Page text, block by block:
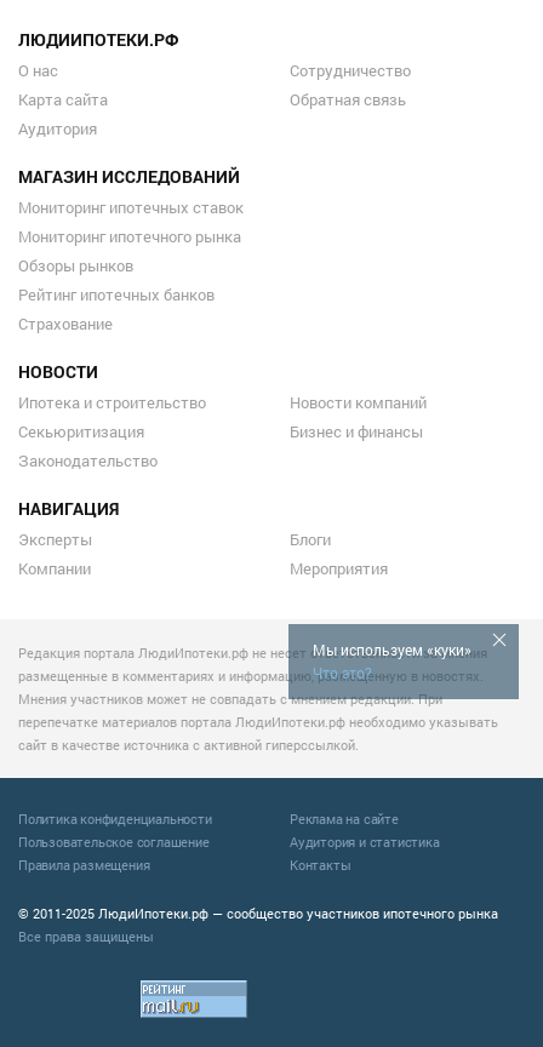
Мы используем «куки»
Что это?
ЛЮДИИПОТЕКИ.РФ
О нас
Карта сайта
Аудитория
Сотрудничество
Обратная связь
МАГАЗИН ИССЛЕДОВАНИЙ
Мониторинг ипотечных ставок
Мониторинг ипотечного рынка
Обзоры рынков
Рейтинг ипотечных банков
Страхование
НОВОСТИ
Ипотека и строительство
Секьюритизация
Законодательство
Новости компаний
Бизнес и финансы
НАВИГАЦИЯ
Эксперты
Компании
Блоги
Мероприятия
Редакция портала ЛюдиИпотеки.рф не несет ответственности за мнения
размещенные в комментариях и информацию, размещенную в новостях.
Мнения участников может не совпадать с мнением редакции. При
перепечатке материалов портала ЛюдиИпотеки.рф необходимо указывать
сайт в качестве источника с активной гиперссылкой.
© 2011-2025 ЛюдиИпотеки.рф — сообщество участников ипотечного рынка
Все права защищены
Политика конфиденциальности
Пользовательское соглашение
Правила размещения
Реклама на сайте
Аудитория и статистика
Контакты